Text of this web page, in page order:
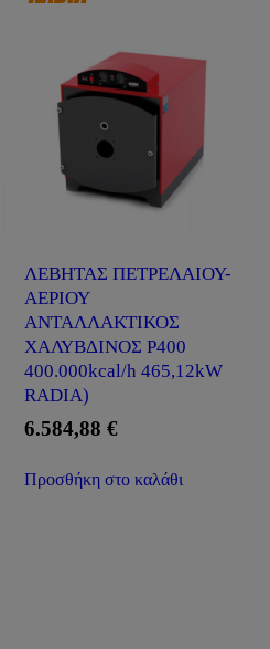
ΛΕΒΗΤΑΣ ΠΕΤΡΕΛΑΙΟΥ-
ΑΕΡΙΟΥ
ΑΝΤΑΛΛΑΚΤΙΚΟΣ
ΧΑΛΥΒΔΙΝΟΣ P400
400.000kcal/h 465,12kW
RADIA)
6.584,88 €
Προσθήκη στο καλάθι